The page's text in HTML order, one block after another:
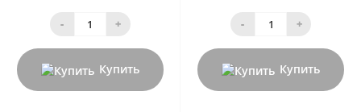
- +
Купить
- +
Купить